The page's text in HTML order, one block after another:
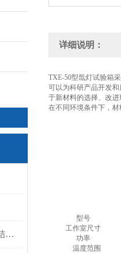
HH-501超级恒温水浴的原理与结构组成
详细说明：
TXE-50型氙灯试验箱
可以为科研产品开发
于新材料的选择、改
在不同环境条件下，
型号
工作室尺寸
功率
温度范围